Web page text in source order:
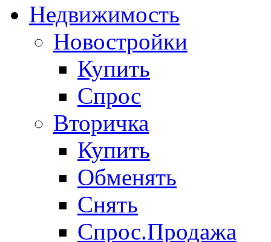
Недвижимость
Новостройки
Купить
Спрос
Вторичка
Купить
Обменять
Снять
Спрос.Продажа